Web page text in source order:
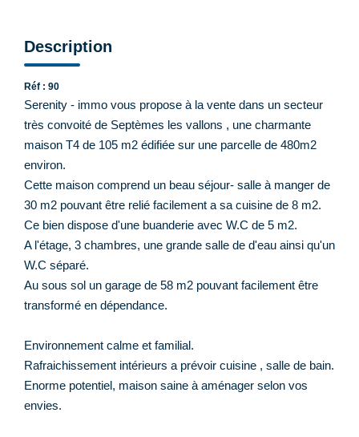
Description
Réf : 90
Serenity - immo vous propose à la vente dans un secteur
très convoité de Septèmes les vallons , une charmante
maison T4 de 105 m2 édifiée sur une parcelle de 480m2
environ.
Cette maison comprend un beau séjour- salle à manger de
30 m2 pouvant être relié facilement a sa cuisine de 8 m2.
Ce bien dispose d'une buanderie avec W.C de 5 m2.
A l'étage, 3 chambres, une grande salle de d'eau ainsi qu'un
W.C séparé.
Au sous sol un garage de 58 m2 pouvant facilement être
transformé en dépendance.
Environnement calme et familial.
Rafraichissement intérieurs a prévoir cuisine , salle de bain.
Enorme potentiel, maison saine à aménager selon vos
envies.